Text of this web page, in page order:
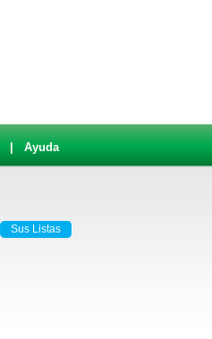
Ayuda
Sus Listas